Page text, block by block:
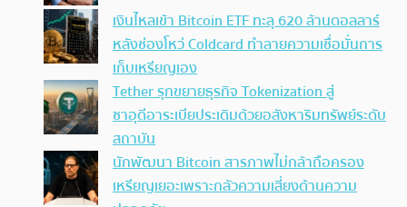
เงินไหลเข้า Bitcoin ETF ทะลุ 620 ล้านดอลลาร์
หลังช่องโหว่ Coldcard ทำลายความเชื่อมั่นการ
เก็บเหรียญเอง
Tether รุกขยายธุรกิจ Tokenization สู่
ซาอุดีอาระเบียประเดิมด้วยอสังหาริมทรัพย์ระดับ
สถาบัน
นักพัฒนา Bitcoin สารภาพไม่กล้าถือครอง
เหรียญเยอะเพราะกลัวความเสี่ยงด้านความ